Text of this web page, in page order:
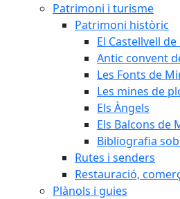
Patrimoni i turisme
Patrimoni històric
El Castellvell de
Antic convent
Les Fonts de
Les mines de
Els Àngels
Els Balcons de
Bibliografia
Rutes i senders
Restauració,
Plànols i guies